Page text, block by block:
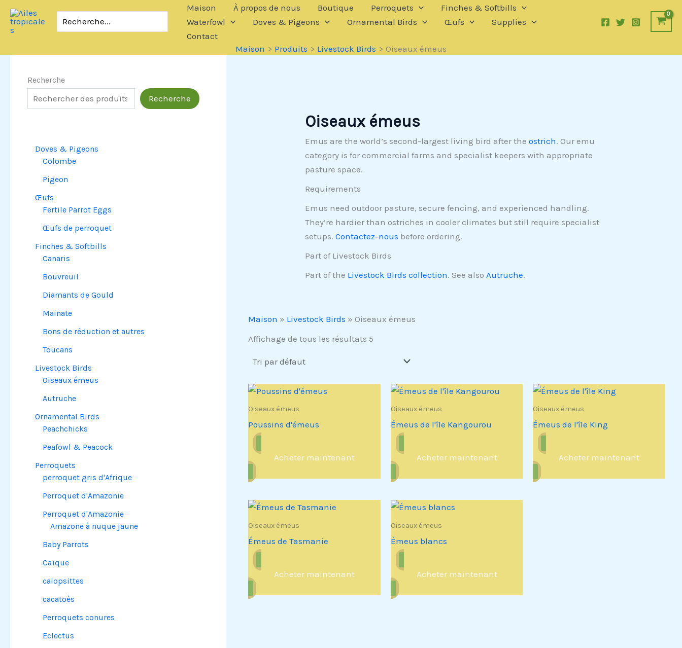
Passer
contenu
Maison À propos de nous Boutique Perroquets
Finches & Softbills
Waterfowl
Doves & Pigeons Ornamental Birds Œufs
Supplies
Contact
Maison
Produits Livestock Birds Oiseaux émeus
Recherche
Recherche
Doves & Pigeons
Colombe
Pigeon
Œufs
Fertile Parrot Eggs
Œufs de perroquet
Finches & Softbills
Canaris
Bouvreuil
Diamants de Gould
Mainate
Bons de réduction et autres
Toucans
Livestock Birds
Oiseaux émeus
Autruche
Ornamental Birds
Peachchicks
Peafowl & Peacock
Perroquets
perroquet gris d'Afrique
Perroquet d'Amazonie
Perroquet d'Amazonie
Amazone à nuque jaune
Baby Parrots
Caïque
calopsittes
cacatoès
Perroquets conures
Eclectus
Oiseaux émeus
Emus are the world’s second-largest living bird after the ostrich. Our emu
category is for commercial farms and specialist keepers with appropriate
pasture space.
Requirements
Emus need outdoor pasture, secure fencing, and experienced handling.
They’re hardier than ostriches in cooler climates but still require specialist
setups. Contactez-nous before ordering.
Part of Livestock Birds
Part of the Livestock Birds collection. See also Autruche.
Maison » Livestock Birds »Oiseaux émeus
Affichage de tous les résultats 5
Oiseaux émeus
Poussins d'émeus
Acheter maintenant
Oiseaux émeus
Émeus de l'île Kangourou
Acheter maintenant
Oiseaux émeus
Émeus de l'île King
Acheter maintenant
Oiseaux émeus
Émeus de Tasmanie
Acheter maintenant
Oiseaux émeus
Émeus blancs
Acheter maintenant